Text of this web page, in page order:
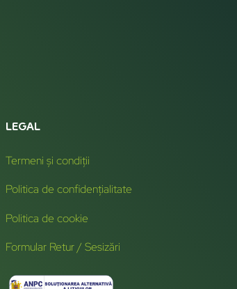
LEGAL
Termeni și condiții
Politica de confidențialitate
Politica de cookie
Formular Retur / Sesizări